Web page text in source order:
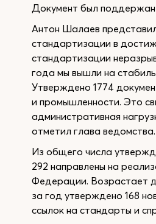
Документ был поддержан
Антон Шалаев
стандартизации в
стандартизации
года мы вышли на
Утверждено 1774
и промышленности. Это
административная
отметил глава ведомства.
Из общего числа
292 направлены на
Федерации. Возрастает
за год утверждено 168
ссылок на стандарты и